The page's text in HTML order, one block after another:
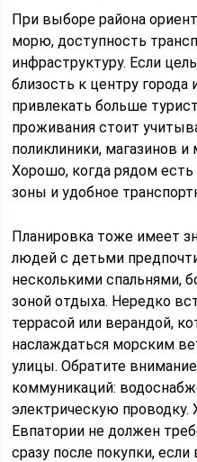
При выборе района
морю, доступность
инфраструктуру. Если
близость к центру
привлекать больше
проживания стоит
поликлиники, магазинов
Хорошо, когда рядом
зоны и удобное
Планировка тоже имеет
людей с детьми
несколькими спальнями,
зоной отдыха. Нередко
террасой или верандой,
наслаждаться морским
улицы. Обратите
коммуникаций:
электрическую проводку.
Евпатории не должен
сразу после покупки,